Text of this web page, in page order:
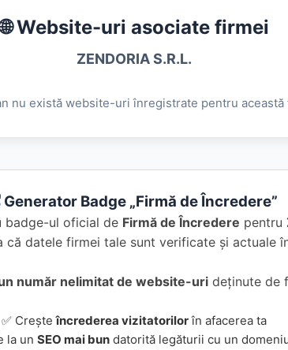
🌐 Website-uri asociate firmei
ZENDORIA S.R.L.
nu există website-uri înregistrate pentru această
Generator Badge „Firmă de Încredere”
badge-ul oficial de Firmă de Încredere pentru
datele firmei tale sunt verificate și actuale
număr nelimitat de website-urideținute de
✅ Creșteîncrederea vizitatorilorîn afacerea ta
la un SEO mai bun datorită legăturii cu un